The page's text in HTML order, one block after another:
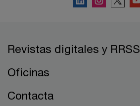
Revistas digitales y RRSS
Oficinas
Contacta